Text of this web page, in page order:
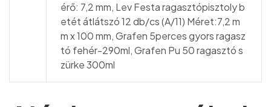
érő: 7,2 mm, Lev Festa ragasztópisztoly b
etét átlátszó 12 db/cs (A/11) Méret:7,2 m
m x 100 mm, Grafen 5perces gyors ragasz
tó fehér-290ml, Grafen Pu 50 ragasztó s
zürke 300ml